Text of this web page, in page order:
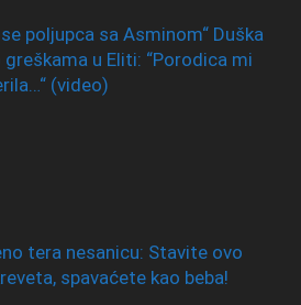
poljupca sa Asminom“ Duška
u Eliti: “Porodica mi
(video)
tera nesanicu: Stavite ovo
spavaćete kao beba!